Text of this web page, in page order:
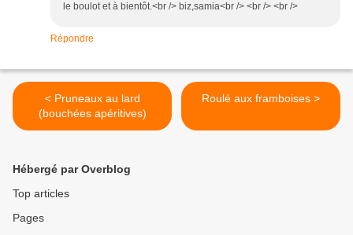
le boulot et à bientôt.<br /> biz,samia<br /> <br /> <br />
Répondre
< Pruneaux au lard
(bouchées apéritives)
Roulé aux framboises >
Hébergé par Overblog
Top articles
Pages